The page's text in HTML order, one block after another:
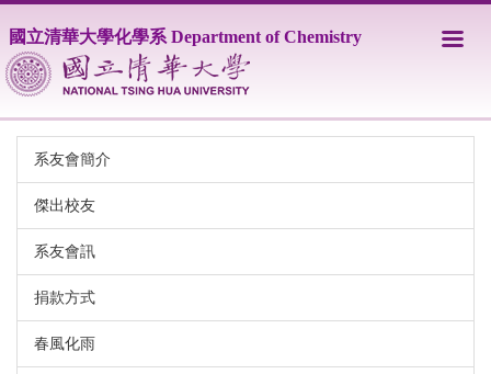
到
主
要
國立清華大學化學系 Department of Chemistry
系友會簡介
傑出校友
系友會訊
捐款方式
春風化雨